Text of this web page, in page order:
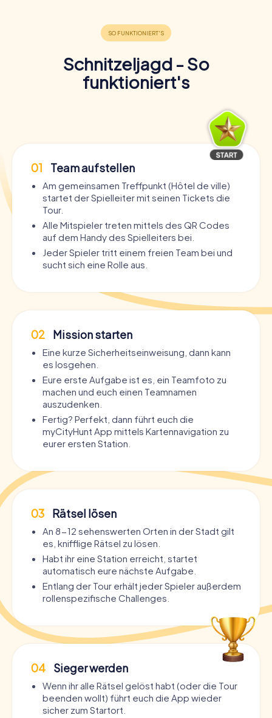
Schnitzeljagd - So
funktioniert's
01 Team aufstellen
Am gemeinsamen Treffpunkt (Hôtel de ville)
startet der Spielleiter mit seinen Tickets die
Tour.
Alle Mitspieler treten mittels des QR Codes
auf dem Handy des Spielleiters bei.
Jeder Spieler tritt einem freien Team bei und
sucht sich eine Rolle aus.
02 Mission starten
Eine kurze Sicherheitseinweisung, dann kann
es losgehen.
Eure erste Aufgabe ist es, ein Teamfoto zu
machen und euch einen Teamnamen
auszudenken.
Fertig? Perfekt, dann führt euch die
myCityHunt App mittels Kartennavigation zu
eurer ersten Station.
03 Rätsel lösen
An 8-12 sehenswerten Orten in der Stadt gilt
es, knifflige Rätsel zu lösen.
Habt ihr eine Station erreicht, startet
automatisch eure nächste Aufgabe.
Entlang der Tour erhält jeder Spieler außerdem
rollenspezifische Challenges.
04 Sieger werden
Wenn ihr alle Rätsel gelöst habt (oder die Tour
beenden wollt) führt euch die App wieder
sicher zum Startort.